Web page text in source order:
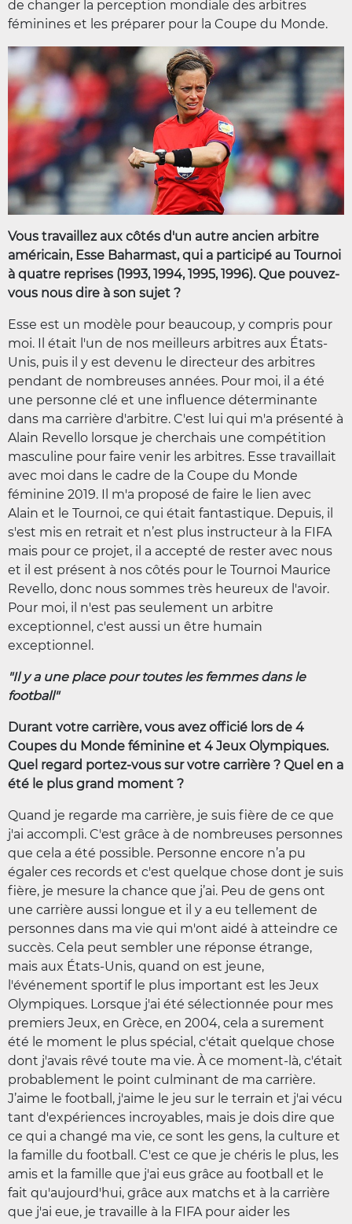
de changer la perception mondiale des arbitres
féminines et les préparer pour la Coupe du Monde.
Vous travaillez aux côtés d'un autre ancien arbitre
américain, Esse Baharmast, qui a participé au Tournoi
à quatre reprises (1993, 1994, 1995, 1996). Que pouvez-
vous nous dire à son sujet ?
Esse est un modèle pour beaucoup, y compris pour
moi. Il était l'un de nos meilleurs arbitres aux États-
Unis, puis il y est devenu le directeur des arbitres
pendant de nombreuses années. Pour moi, il a été
une personne clé et une influence déterminante
dans ma carrière d'arbitre. C'est lui qui m'a présenté à
Alain Revello lorsque je cherchais une compétition
masculine pour faire venir les arbitres. Esse travaillait
avec moi dans le cadre de la Coupe du Monde
féminine 2019. Il m'a proposé de faire le lien avec
Alain et le Tournoi, ce qui était fantastique. Depuis, il
s'est mis en retrait et n’est plus instructeur à la FIFA
mais pour ce projet, il a accepté de rester avec nous
et il est présent à nos côtés pour le Tournoi Maurice
Revello, donc nous sommes très heureux de l'avoir.
Pour moi, il n'est pas seulement un arbitre
exceptionnel, c'est aussi un être humain
exceptionnel.
"Il y a une place pour toutes les femmes dans le
football"
Durant votre carrière, vous avez officié lors de 4
Coupes du Monde féminine et 4 Jeux Olympiques.
Quel regard portez-vous sur votre carrière ? Quel en a
été le plus grand moment ?
Quand je regarde ma carrière, je suis fière de ce que
j'ai accompli. C'est grâce à de nombreuses personnes
que cela a été possible. Personne encore n’a pu
égaler ces records et c'est quelque chose dont je suis
fière, je mesure la chance que j’ai. Peu de gens ont
une carrière aussi longue et il y a eu tellement de
personnes dans ma vie qui m'ont aidé à atteindre ce
succès. Cela peut sembler une réponse étrange,
mais aux États-Unis, quand on est jeune,
l'événement sportif le plus important est les Jeux
Olympiques. Lorsque j'ai été sélectionnée pour mes
premiers Jeux, en Grèce, en 2004, cela a surement
été le moment le plus spécial, c'était quelque chose
dont j'avais rêvé toute ma vie. À ce moment-là, c'était
probablement le point culminant de ma carrière.
J’aime le football, j'aime le jeu sur le terrain et j'ai vécu
tant d'expériences incroyables, mais je dois dire que
ce qui a changé ma vie, ce sont les gens, la culture et
la famille du football. C'est ce que je chéris le plus, les
amis et la famille que j'ai eus grâce au football et le
fait qu'aujourd'hui, grâce aux matchs et à la carrière
que j'ai eue, je travaille à la FIFA pour aider les